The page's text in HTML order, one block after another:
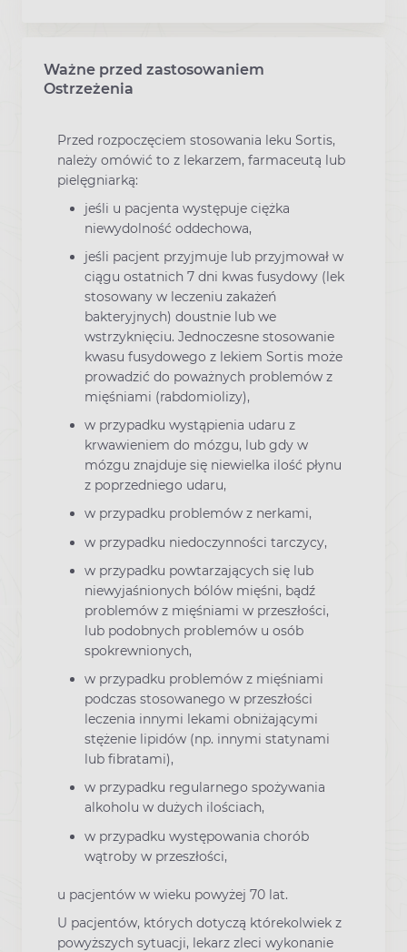
Ważne przed zastosowaniem
Ostrzeżenia
Przed rozpoczęciem stosowania leku Sortis,
należy omówić to z lekarzem, farmaceutą lub
pielęgniarką:
jeśli u pacjenta występuje ciężka
niewydolność oddechowa,
jeśli pacjent przyjmuje lub przyjmował w
ciągu ostatnich 7 dni kwas fusydowy (lek
stosowany w leczeniu zakażeń
bakteryjnych) doustnie lub we
wstrzyknięciu. Jednoczesne stosowanie
kwasu fusydowego z lekiem Sortis może
prowadzić do poważnych problemów z
mięśniami (rabdomiolizy),
w przypadku wystąpienia udaru z
krwawieniem do mózgu, lub gdy w
mózgu znajduje się niewielka ilość płynu
z poprzedniego udaru,
w przypadku problemów z nerkami,
w przypadku niedoczynności tarczycy,
w przypadku powtarzających się lub
niewyjaśnionych bólów mięśni, bądź
problemów z mięśniami w przeszłości,
lub podobnych problemów u osób
spokrewnionych,
w przypadku problemów z mięśniami
podczas stosowanego w przeszłości
leczenia innymi lekami obniżającymi
stężenie lipidów (np. innymi statynami
lub fibratami),
w przypadku regularnego spożywania
alkoholu w dużych ilościach,
w przypadku występowania chorób
wątroby w przeszłości,
u pacjentów w wieku powyżej 70 lat.
U pacjentów, których dotyczą którekolwiek z
powyższych sytuacji, lekarz zleci wykonanie